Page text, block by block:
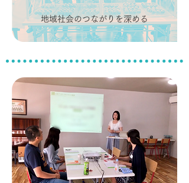
地域社会のつながりを深める